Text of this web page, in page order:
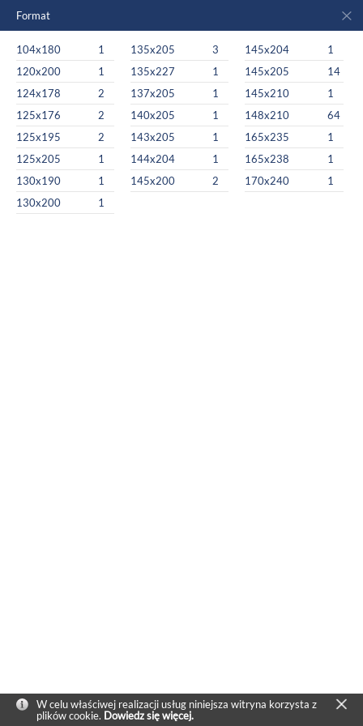
Format
104x180
1
120x200
1
124x178
2
125x176
2
125x195
2
125x205
1
130x190
1
130x200
1
135x205
3
135x227
1
137x205
1
140x205
1
143x205
1
144x204
1
145x200
2
145x204
1
145x205
14
145x210
1
148x210
64
165x235
1
165x238
1
170x240
1
W celu właściwej realizacji usług niniejsza witryna korzysta z
plików cookie. Dowiedz się więcej.